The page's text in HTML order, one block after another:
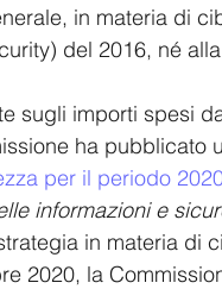
in materia di
del 2016, né
sugli importi spesi
ha pubblicato
per il periodo
informazioni e
in materia di
2020, la